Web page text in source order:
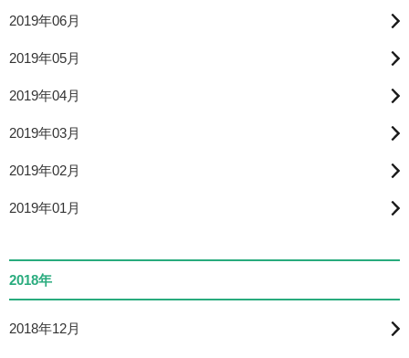
2019年06月
2019年05月
2019年04月
2019年03月
2019年02月
2019年01月
2018年
2018年12月